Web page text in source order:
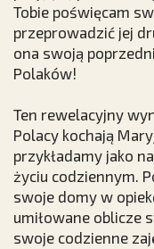
Tobie poświęcam
przeprowadzić jej
ona swoją
Polaków!
Ten rewelacyjny
Polacy kochają
przykładamy jako
życiu codziennym.
swoje domy w
umiłowane oblicze
swoje codzienne